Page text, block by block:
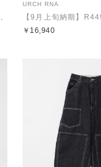
ライクパンツ
URCH RNA
￥16,940